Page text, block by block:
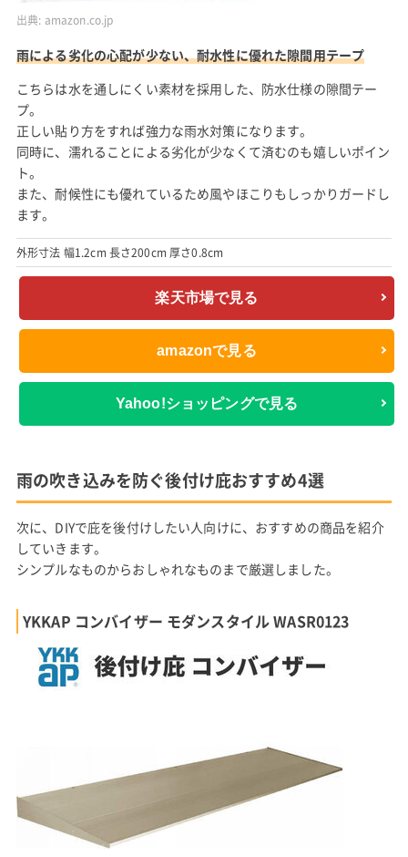
出典: amazon.co.jp
雨による劣化の心配が少ない、耐水性に優れた隙間用テープ
こちらは水を通しにくい素材を採用した、防水仕様の隙間テー
プ。
正しい貼り方をすれば強力な雨水対策になります。
同時に、濡れることによる劣化が少なくて済むのも嬉しいポイン
ト。
また、耐候性にも優れているため風やほこりもしっかりガードし
ます。
外形寸法 幅1.2cm 長さ200cm 厚さ0.8cm
楽天市場で見る
amazonで見る
Yahoo!ショッピングで見る
雨の吹き込みを防ぐ後付け庇おすすめ4選
次に、DIYで庇を後付けしたい人向けに、おすすめの商品を紹介
していきます。
シンプルなものからおしゃれなものまで厳選しました。
YKKAP コンバイザー モダンスタイル WASR0123